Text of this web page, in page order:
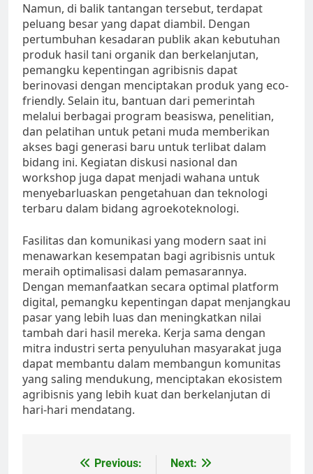
Namun, di balik tantangan tersebut, terdapat
peluang besar yang dapat diambil. Dengan
pertumbuhan kesadaran publik akan kebutuhan
produk hasil tani organik dan berkelanjutan,
pemangku kepentingan agribisnis dapat
berinovasi dengan menciptakan produk yang eco-
friendly. Selain itu, bantuan dari pemerintah
melalui berbagai program beasiswa, penelitian,
dan pelatihan untuk petani muda memberikan
akses bagi generasi baru untuk terlibat dalam
bidang ini. Kegiatan diskusi nasional dan
workshop juga dapat menjadi wahana untuk
menyebarluaskan pengetahuan dan teknologi
terbaru dalam bidang agroekoteknologi.
Fasilitas dan komunikasi yang modern saat ini
menawarkan kesempatan bagi agribisnis untuk
meraih optimalisasi dalam pemasarannya.
Dengan memanfaatkan secara optimal platform
digital, pemangku kepentingan dapat menjangkau
pasar yang lebih luas dan meningkatkan nilai
tambah dari hasil mereka. Kerja sama dengan
mitra industri serta penyuluhan masyarakat juga
dapat membantu dalam membangun komunitas
yang saling mendukung, menciptakan ekosistem
agribisnis yang lebih kuat dan berkelanjutan di
hari-hari mendatang.
Previous:
Next: